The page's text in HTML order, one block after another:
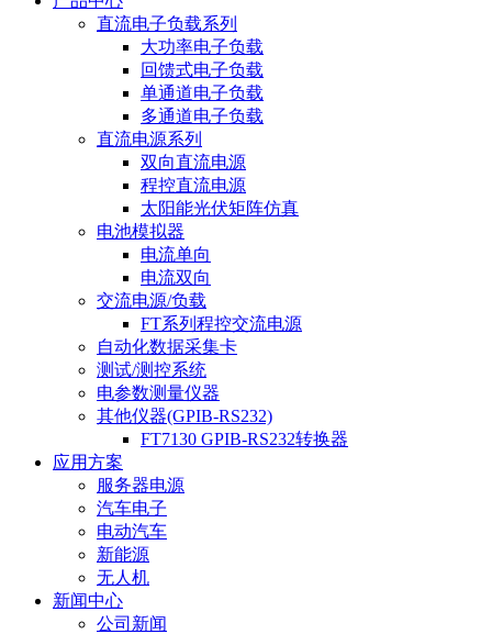
直流电子负载系列
大功率电子负载
回馈式电子负载
单通道电子负载
多通道电子负载
直流电源系列
双向直流电源
程控直流电源
太阳能光伏矩阵仿真
电池模拟器
电流单向
电流双向
交流电源/负载
FT系列程控交流电源
自动化数据采集卡
测试/测控系统
电参数测量仪器
其他仪器(GPIB-RS232)
FT7130 GPIB-RS232转换器
应用方案
服务器电源
汽车电子
电动汽车
新能源
无人机
新闻中心
公司新闻